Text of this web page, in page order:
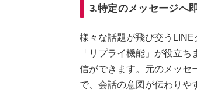
3.特定のメッセージへ
様々な話題が飛び交う
「リプライ機能」が役立
信ができます。元のメッセ
で、会話の意図が伝わりや